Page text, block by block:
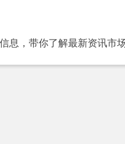
，带你了解最新资讯市